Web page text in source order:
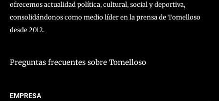
ofrecemos actualidad política, cultural, social y deportiva,
consolidándonos como medio líder en la prensa de Tomelloso
desde 2012.
Preguntas frecuentes sobre Tomelloso
EMPRESA